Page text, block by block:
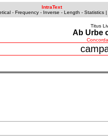
IntraText
- Frequency- Inverse - Length - Statistics|
Titus
Ab Urbe